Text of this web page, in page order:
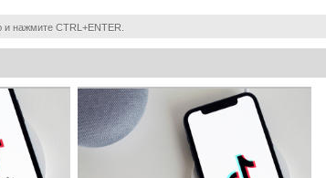
нажмите CTRL+ENTER.